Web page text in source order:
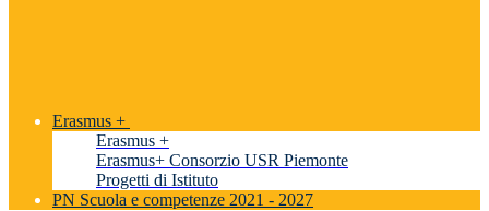
Erasmus +
Erasmus +
Erasmus+ Consorzio USR Piemonte
Progetti di Istituto
PN Scuola e competenze 2021 - 2027